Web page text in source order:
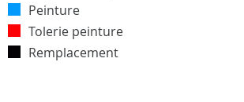
Peinture
Tolerie peinture
Remplacement